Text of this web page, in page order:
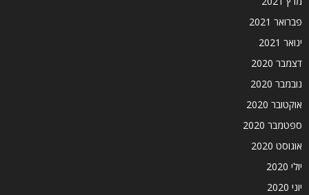
פברואר 2021
ינואר 2021
דצמבר 2020
נובמבר 2020
אוקטובר 2020
ספטמבר 2020
אוגוסט 2020
יולי 2020
יוני 2020